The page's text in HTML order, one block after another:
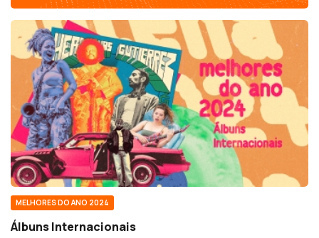
MELHORES DO ANO 2024
Álbuns Internacionais